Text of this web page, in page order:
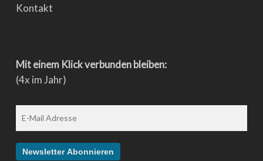
Kontakt
Mit einem Klick verbunden bleiben:
(4x im Jahr)